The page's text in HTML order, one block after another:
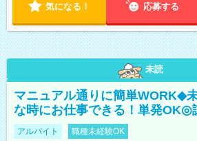
気になる！ 応募する
未読
マニュアル通りに簡単WORK◆
な時にお仕事できる！単発OK◎
アルバイト 職種未経験OK